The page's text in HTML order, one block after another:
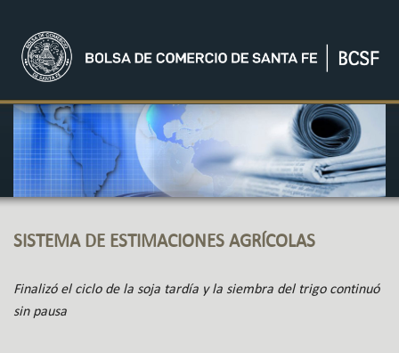
SISTEMA DE ESTIMACIONES AGRÍCOLAS
Finalizó el ciclo de la soja tardía y la siembra del trigo continuó
sin pausa